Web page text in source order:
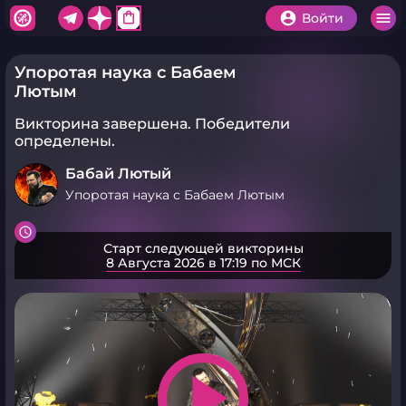
shopping_bag Войти
Упоротая наука с Бабаем
Лютым
Викторина завершена. Победители
определены.
Бабай Лютый
Упоротая наука с Бабаем Лютым
Старт следующей викторины
8 Августа 2026 в 17:19 по МСК